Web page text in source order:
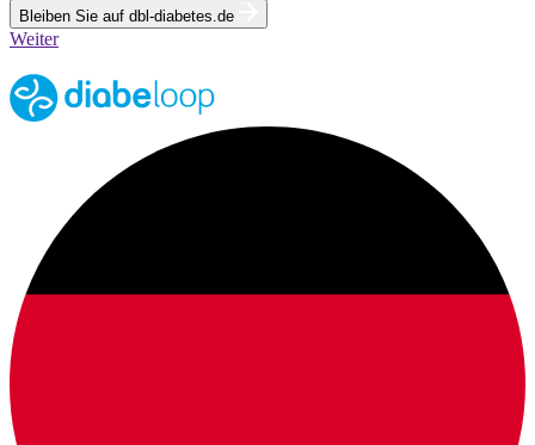
Bleiben Sie auf dbl-diabetes.de
Weiter